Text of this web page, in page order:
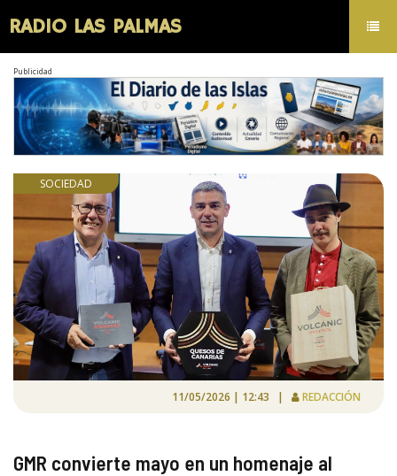
RADIO LAS PALMAS
Publicidad
SOCIEDAD
11/05/2026 | 12:43 | REDACCIÓN
GMR convierte mayo en un homenaje al